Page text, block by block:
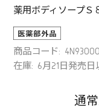
薬用ボディソープＳ
商品コード:
在庫: 6月21日発売日
通